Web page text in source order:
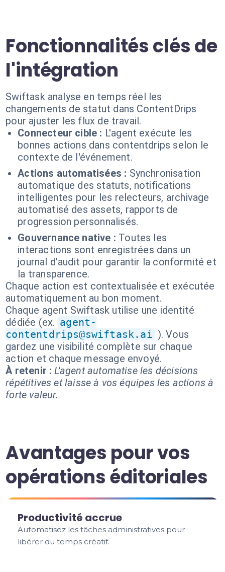
Fonctionnalités clés de
l'intégration
Swiftask analyse en temps réel les
changements de statut dans ContentDrips
pour ajuster les flux de travail.
Connecteur cible : L'agent exécute les
bonnes actions dans contentdrips selon le
contexte de l'événement.
Actions automatisées : Synchronisation
automatique des statuts, notifications
intelligentes pour les relecteurs, archivage
automatisé des assets, rapports de
progression personnalisés.
Gouvernance native : Toutes les
interactions sont enregistrées dans un
journal d'audit pour garantir la conformité et
la transparence.
Chaque action est contextualisée et exécutée
automatiquement au bon moment.
Chaque agent Swiftask utilise une identité
dédiée (ex. agent-
contentdrips@swiftask.ai ). Vous
gardez une visibilité complète sur chaque
action et chaque message envoyé.
À retenir : L'agent automatise les décisions
répétitives et laisse à vos équipes les actions à
forte valeur.
Avantages pour vos
opérations éditoriales
Productivité accrue
Automatisez les tâches administratives pour
libérer du temps créatif.